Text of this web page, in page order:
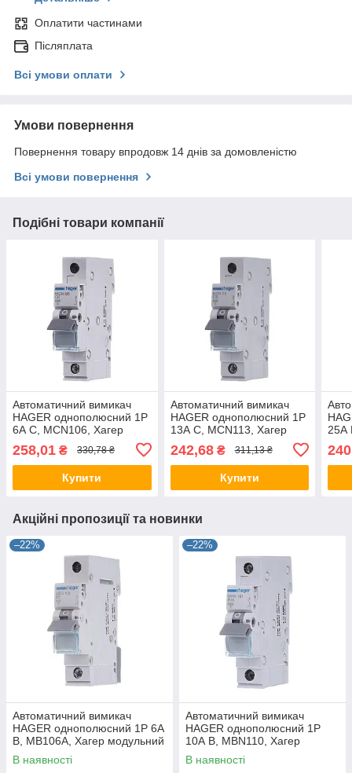
Оплатити частинами
Післяплата
Всі умови оплати
Умови повернення
Повернення товару впродовж 14 днів за домовленістю
Всі умови повернення
Подібні товари компанії
Автоматичний вимикач
HAGER однополюсний 1P
6А C, MCN106, Хагер
щитів і боксів
258,01 ₴ 330,78 ₴
Купити
Автоматичний вимикач
HAGER однополюсний 1P
13А C, MCN113, Хагер
модульний автомат для
щитів і боксів
242,68₴ 311,13 ₴
Купити
25А
Акційні пропозиції та новинки
–22%
Автоматичний вимикач
HAGER однополюсний 1P 6А
B, MB106A, Хагер модульний
автомат для щитів і боксів
В наявності
–22%
Автоматичний вимикач
HAGER однополюсний 1P
10А B, MBN110, Хагер
модульний автомат для
щитів і боксів
В наявності